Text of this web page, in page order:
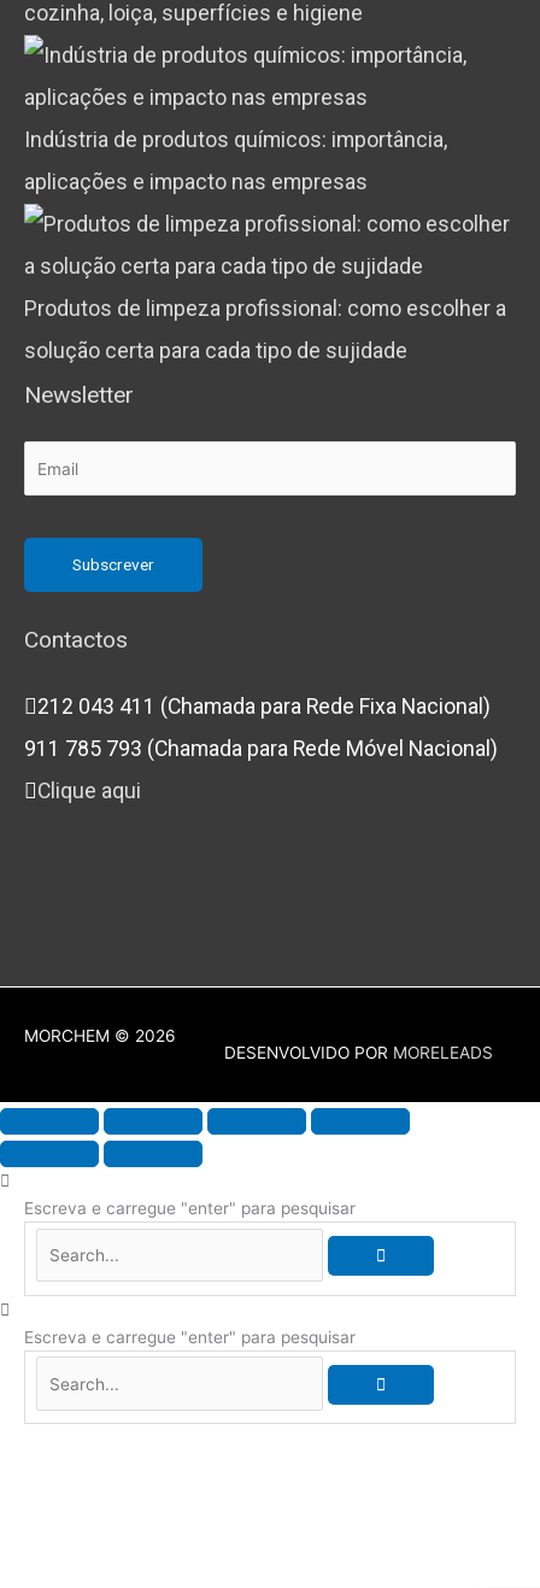
cozinha, loiça, superfícies e higiene
Indústria de produtos químicos: importância,
aplicações e impacto nas empresas
Produtos de limpeza profissional: como escolher a
solução certa para cada tipo de sujidade
Newsletter
Contactos
212 043 411 (Chamada para Rede Fixa Nacional)
911 785 793 (Chamada para Rede Móvel Nacional)
Clique aqui
MORCHEM © 2026
DESENVOLVIDO POR MORELEADS
Escreva e carregue "enter" para pesquisar
Escreva e carregue "enter" para pesquisar